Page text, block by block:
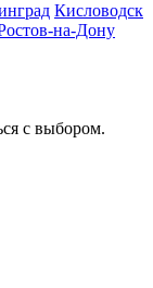
Кисловодск
на-Дону
с выбором.